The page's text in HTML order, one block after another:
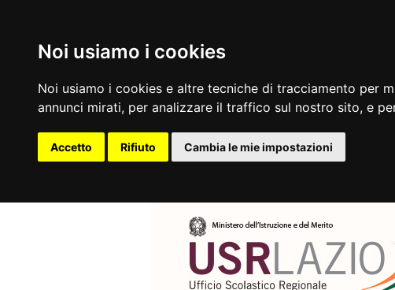
Noi usiamo i cookies
Noi usiamo i cookies e altre tecniche di tracciamento per
annunci mirati, per analizzare il traffico sul nostro sito, e
Accetto Rifiuto Cambia le mie impostazioni